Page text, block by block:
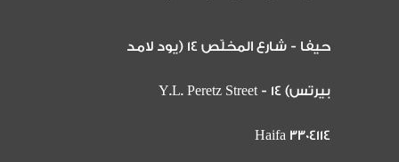
حيفا - شارع المخلّص 14 (يود لامد
بيرتس) 14 Y.L. Peretz Street -
Haifa 3304114